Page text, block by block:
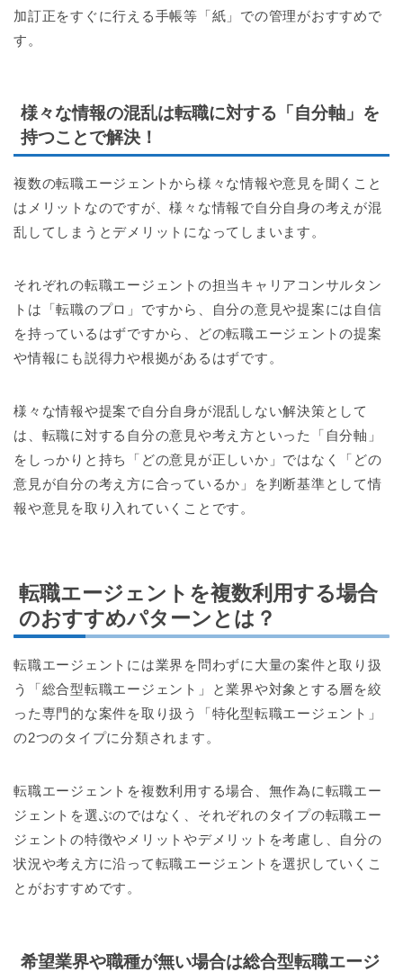
加訂正をすぐに行える手帳等「紙」での管理がおすすめで
す。
様々な情報の混乱は転職に対する「自分軸」を
持つことで解決！
複数の転職エージェントから様々な情報や意見を聞くこと
はメリットなのですが、様々な情報で自分自身の考えが混
乱してしまうとデメリットになってしまいます。
それぞれの転職エージェントの担当キャリアコンサルタン
トは「転職のプロ」ですから、自分の意見や提案には自信
を持っているはずですから、どの転職エージェントの提案
や情報にも説得力や根拠があるはずです。
様々な情報や提案で自分自身が混乱しない解決策として
は、転職に対する自分の意見や考え方といった「自分軸」
をしっかりと持ち「どの意見が正しいか」ではなく「どの
意見が自分の考え方に合っているか」を判断基準として情
報や意見を取り入れていくことです。
転職エージェントを複数利用する場合
のおすすめパターンとは？
転職エージェントには業界を問わずに大量の案件と取り扱
う「総合型転職エージェント」と業界や対象とする層を絞
った専門的な案件を取り扱う「特化型転職エージェント」
の2つのタイプに分類されます。
転職エージェントを複数利用する場合、無作為に転職エー
ジェントを選ぶのではなく、それぞれのタイプの転職エー
ジェントの特徴やメリットやデメリットを考慮し、自分の
状況や考え方に沿って転職エージェントを選択していくこ
とがおすすめです。
希望業界や職種が無い場合は総合型転職エージ